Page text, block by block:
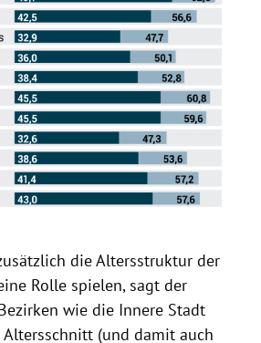
die Altersstruktur der
Rolle spielen, sagt der
wie die Innere Stadt
(und damit auch